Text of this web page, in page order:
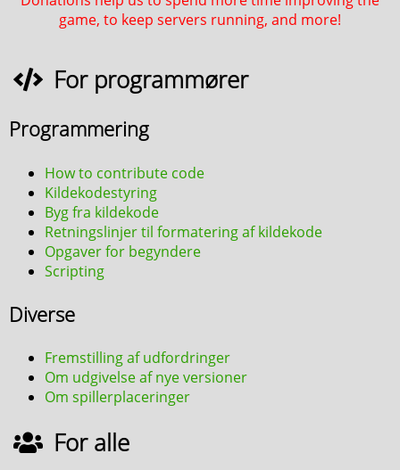
game, to keep servers running, and more!
For programmører
Programmering
How to contribute code
Kildekodestyring
Byg fra kildekode
Retningslinjer til formatering af kildekode
Opgaver for begyndere
Scripting
Diverse
Fremstilling af udfordringer
Om udgivelse af nye versioner
Om spillerplaceringer
For alle